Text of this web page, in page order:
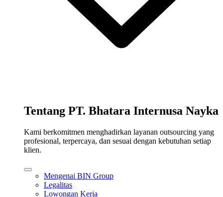
Tentang PT. Bhatara Internusa Nayka
Kami berkomitmen menghadirkan layanan outsourcing yang
profesional, terpercaya, dan sesuai dengan kebutuhan setiap
klien.
Mengenai BIN Group
Legalitas
Lowongan Kerja